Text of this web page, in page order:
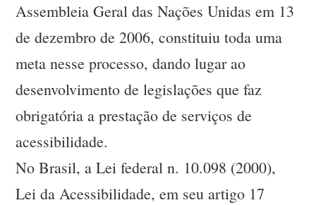
Assembleia Geral das Nações Unidas em 13
de dezembro de 2006, constituiu toda uma
meta nesse processo, dando lugar ao
desenvolvimento de legislações que faz
obrigatória a prestação de serviços de
acessibilidade.
No Brasil, a Lei federal n. 10.098 (2000),
Lei da Acessibilidade, em seu artigo 17